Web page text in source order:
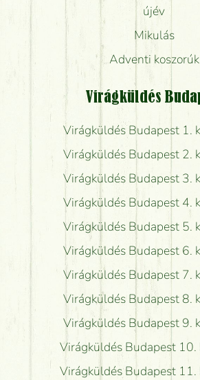
újév
Mikulás
Adventi koszorúk
Virágküldés
Virágküldés Budapest 1.
Virágküldés Budapest 2.
Virágküldés Budapest 3.
Virágküldés Budapest 4.
Virágküldés Budapest 5.
Virágküldés Budapest 6.
Virágküldés Budapest 7.
Virágküldés Budapest 8.
Virágküldés Budapest 9.
Virágküldés Budapest 10.
Virágküldés Budapest 11.